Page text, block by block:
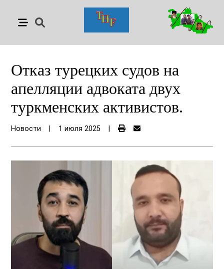
Отказ турецких судов на
апелляции адвоката двух
туркменских активистов.
Новости 1 июля 2025